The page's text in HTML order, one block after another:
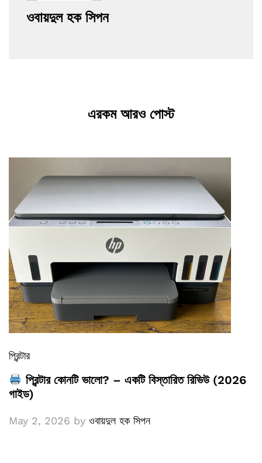
ওবায়দুল হক সিপন
এরকম আরও পোস্ট
প্রিন্টার
প্রিন্টার কোনটি ভালো? – একটি বিস্তারিত রিভিউ (2026
গাইড)
May 2, 2026 by ওবায়দুল হক সিপন